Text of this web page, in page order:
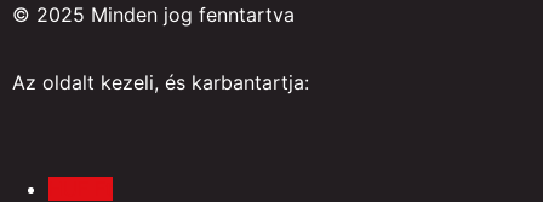
© 2025 Minden jog fenntartva
Az oldalt kezeli, és karbantartja: